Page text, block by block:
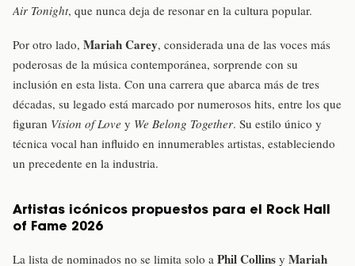
Air Tonight, que nunca deja de resonar en la cultura popular.
Por otro lado, Mariah Carey, considerada una de las voces más
poderosas de la música contemporánea, sorprende con su
inclusión en esta lista. Con una carrera que abarca más de tres
décadas, su legado está marcado por numerosos hits, entre los que
figuran Vision of Love y We Belong Together. Su estilo único y
técnica vocal han influido en innumerables artistas, estableciendo
un precedente en la industria.
Artistas icónicos propuestos para el Rock Hall
of Fame 2026
La lista de nominados no se limita solo a Phil Collins y Mariah